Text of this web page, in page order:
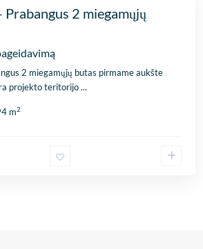
Prabangus 2 miegamųjų
2 miegamųjų butas pirmame aukšte
projekto teritorijo...
m2